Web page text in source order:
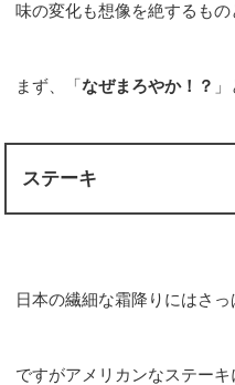
味の変化も想像を絶するもの
まず、「なぜまろやか！？
ステーキ
日本の繊細な霜降りにはさ
ですがアメリカンなステーキ